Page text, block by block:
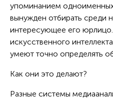
упоминанием
вынужден отбирать среди
интересующее его юрлицо.
искусственного
умеют точно определять
Как они это делают?
Разные системы